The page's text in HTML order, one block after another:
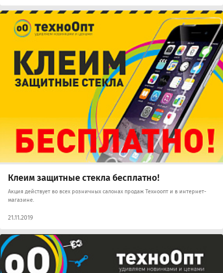
Клеим защитные стекла бесплатно!
Акция действует во всех розничных салонах продаж Техноопт и в интернет-
магазине.
21.11.2019